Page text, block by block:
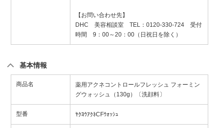
【お問い合わせ先】
DHC 美容相談室 TEL：0120-330-724 受付
時間 9：00～20：00（日祝日を除く）
基本情報
商品名
薬用アクネコントロールフレッシュ フォーミン
グウォッシュ（130g）〔洗顔料〕
型番 ﾔｸﾖｳｱｸﾈCFｳｫｯｼｭ